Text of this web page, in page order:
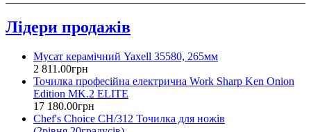
Лідери продажів
Мусат керамічний Yaxell 35580, 265мм
2 811 .00грн
Точилка професійна електрична Work Sharp Ken Onion
Edition MK.2 ELITE
17 180.00грн
Chef's Choice CH/312 Точилка для ножів